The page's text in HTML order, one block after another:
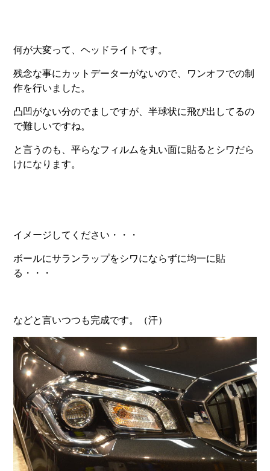
何が大変って、ヘッドライトです。
残念な事にカットデーターがないので、ワンオフでの制
作を行いました。
凸凹がない分のでましですが、半球状に飛び出してるの
で難しいですね。
と言うのも、平らなフィルムを丸い面に貼るとシワだら
けになります。
イメージしてください・・・
ボールにサランラップをシワにならずに均一に貼
る・・・
などと言いつつも完成です。（汗）